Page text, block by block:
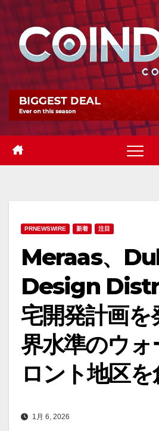
Skip
content
PRNEWSWIRE 新着 注目
Meraas、
Design
宅開発計画を
界水準のウォ
ロント地区を
1月 6, 2026